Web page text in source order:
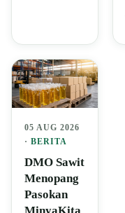
05 AUG 2026
· BERITA
DMO Sawit
Menopang
Pasokan